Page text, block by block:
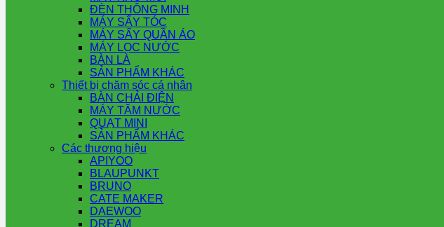
ĐÈN THÔNG MINH
MÁY SẤY TÓC
MÁY SẤY QUẦN ÁO
MÁY LỌC NƯỚC
BÀN LÀ
SẢN PHẨM KHÁC
Thiết bị chăm sóc cá nhân
BÀN CHẢI ĐIỆN
MÁY TĂM NƯỚC
QUẠT MINI
SẢN PHẨM KHÁC
Các thương hiệu
APIYOO
BLAUPUNKT
BRUNO
CATE MAKER
DAEWOO
DREAM